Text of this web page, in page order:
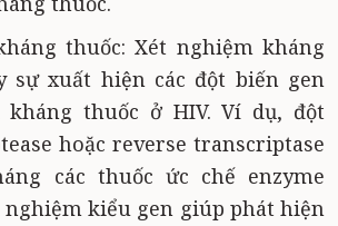
thuốc: Xét nghiệm kháng
sự xuất hiện các đột biến gen
thuốc ở HIV. Ví dụ, đột
hoặc reverse transcriptase
các thuốc ức chế enzyme
kiểu gen giúp phát hiện